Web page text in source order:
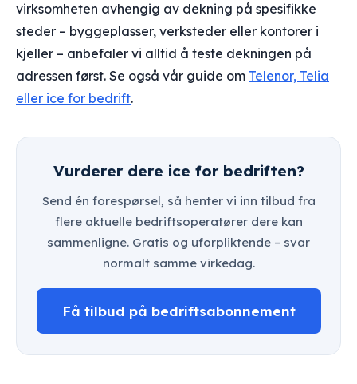
virksomheten avhengig av dekning på spesifikke
steder – byggeplasser, verksteder eller kontorer i
kjeller – anbefaler vi alltid å teste dekningen på
adressen først. Se også vår guide om Telenor, Telia
eller ice for bedrift.
Vurderer dere ice for bedriften?
Send én forespørsel, så henter vi inn tilbud fra
flere aktuelle bedriftsoperatører dere kan
sammenligne. Gratis og uforpliktende – svar
normalt samme virkedag.
Få tilbud på bedriftsabonnement